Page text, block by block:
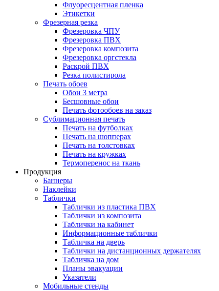
Флуоресцентная пленка
Этикетки
Фрезерная резка
Фрезеровка ЧПУ
Фрезеровка ПВХ
Фрезеровка композита
Фрезеровка оргстекла
Раскрой ПВХ
Резка полистирола
Печать обоев
Обои 3 метра
Бесшовные обои
Печать фотообоев на заказ
Сублимационная печать
Печать на футболках
Печать на шопперах
Печать на толстовках
Печать на кружках
Термоперенос на ткань
Продукция
Баннеры
Наклейки
Таблички
Таблички из пластика ПВХ
Таблички из композита
Таблички на кабинет
Информационные таблички
Табличка на дверь
Таблички на дистанционных держателях
Табличка на дом
Планы эвакуации
Указатели
Мобильные стенды